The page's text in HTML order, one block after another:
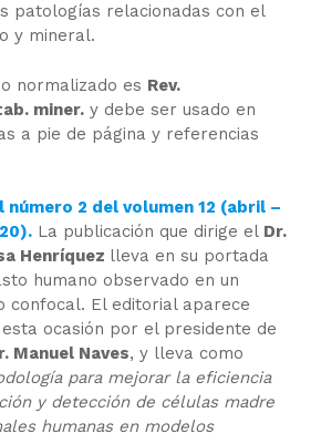
patologías relacionadas con el
y mineral.
normalizado es Rev.
miner. y debe ser usado en
a pie de página y referencias
número 2 del volumen 12 (abril –
La publicación que dirige el Dr.
Henríquez lleva en su portada
humano observado en un
confocal. El editorial aparece
ocasión por el presidente de
Manuel Naves, y lleva como
para mejorar la eficiencia
y detección de células madre
humanas en modelos